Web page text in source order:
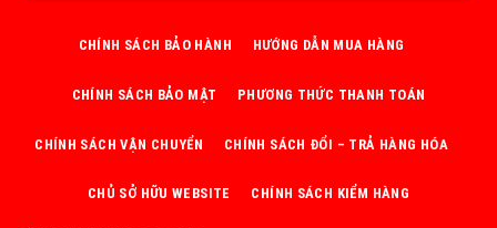
CHÍNH SÁCH BẢO HÀNH HƯỚNG DẪN MUA HÀNG
CHÍNH SÁCH BẢO MẬT PHƯƠNG THỨC THANH TOÁN
CHÍNH SÁCH VẬN CHUYỂN CHÍNH SÁCH ĐỔI – TRẢ HÀNG HÓA
CHỦ SỞ HỮU WEBSITE CHÍNH SÁCH KIỂM HÀNG